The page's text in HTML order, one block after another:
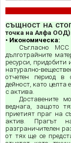
СЪЩНОСТ НА
точка на Алфа
• Икономическа:
Съгласно
дълготрайните
ресурси,
натурално-
отчетен период в
дейност, като целта
с актива.
Доставените
веднага, защото
приетият праг на
актив. Прагът
разграничителен
от тях ще се